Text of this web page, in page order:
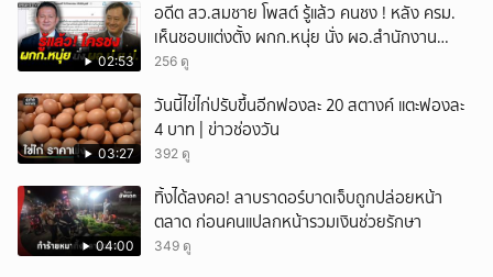
02:53
อดีต สว.สมชาย โพสต์ รู้แล้ว คนชง ! หลัง ครม.
เห็นชอบแต่งตั้ง ผกก.หนุ่ย นั่ง ผอ.สำนักงาน
ป.ย.ป.
256 ดู
03:27
วันนี้ไข่ไก่ปรับขึ้นอีกฟองละ 20 สตางค์ แตะฟองละ
4 บาท | ข่าวช่องวัน
392 ดู
04:00
ทิ้งได้ลงคอ! ลาบราดอร์บาดเจ็บถูกปล่อยหน้า
ตลาด ก่อนคนแปลกหน้ารวมเงินช่วยรักษา
349 ดู